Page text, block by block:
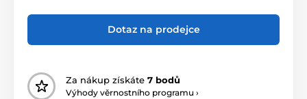
Dotaz na prodejce
Za nákup získáte 7 bodů
Výhody věrnostního programu ›